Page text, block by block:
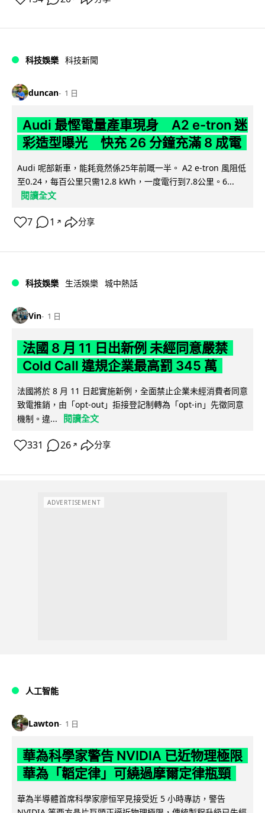
科技娛樂 科技新聞
duncan 1 日
Audi 最慳電量產車現身 A2 e-tron 迷
彩造型曝光 快充 26 分鐘充滿 8 成電
Audi 呢部新車，能耗竟然係25年前嘅一半。 A2 e-tron 風阻低
至0.24，每百公里只需12.8 kWh，一度電行到7.8公里。6...
閱讀全文
7 1 ↗ 分享
科技娛樂 生活娛樂 城中熱話
Vin 1 日
法國 8 月 11 日出新例 未經同意嚴禁
Cold Call 違規企業最高罰 345 萬
法國將於 8 月 11 日起實施新例，全面禁止企業未經消費者同意
致電推銷，由「opt-out」拒接登記制轉為「opt-in」先徵同意
機制。違...
閱讀全文
331 26 ↗ 分享
ADVERTISEMENT
人工智能
Lawton 1 日
華為科學家警告 NVIDIA 已近物理極限
華為「韜定律」可繞過摩爾定律瓶頸
華為半導體首席科學家廖恒罕見接受近 5 小時專訪，警告